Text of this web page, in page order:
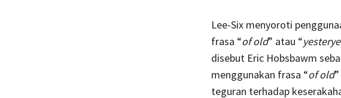
Lee-Six menyoroti
frasa “of old” atau “
disebut Eric Hobsbawm
menggunakan frasa “of old
teguran terhadap